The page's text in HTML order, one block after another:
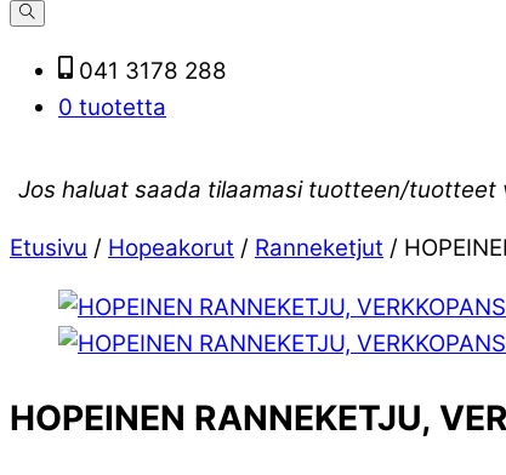
041 3178 288
0 tuotetta
Jos haluat saada tilaamasi tuotteen/tuotteet
Etusivu / Hopeakorut / Ranneketjut /
HOPEINEN RANNEKETJU,